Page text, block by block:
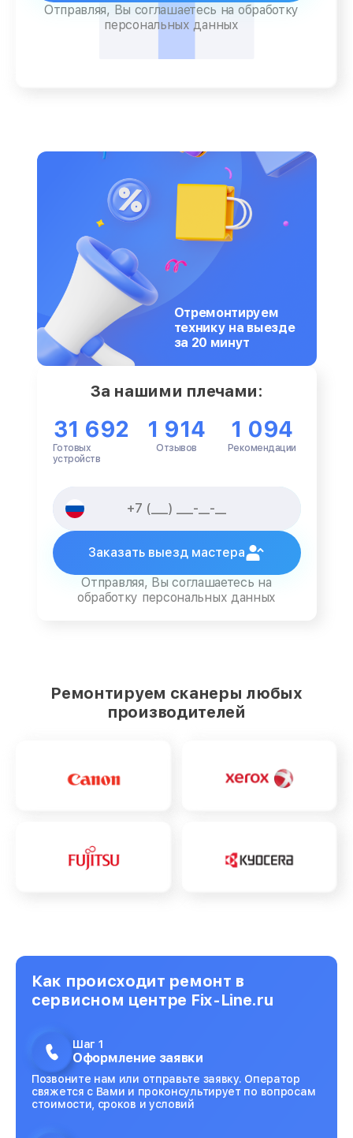
Отправляя, Вы соглашаетесь на обработку
персональных данных
Отремонтируем
технику на выезде
за 20 минут
За нашими плечами:
31 692
Готовых
устройств
1 914
Отзывов
1 094
Рекомендации
Заказать выезд мастера
Отправляя, Вы соглашаетесь на
обработку персональных данных
Ремонтируем сканеры любых
производителей
Как происходит ремонт в
сервисном центре Fix-Line.ru
Шаг 1
Оформление заявки
Позвоните нам или отправьте заявку. Оператор
свяжется с Вами и проконсультирует по вопросам
стоимости, сроков и условий